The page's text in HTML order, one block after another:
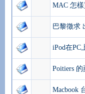
MAC 怎
巴黎徵求
iPod在PC
Poitiers
Macbook